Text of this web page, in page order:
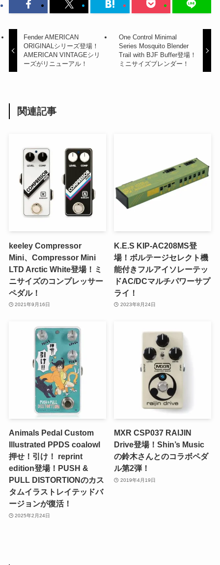
Fender AMERICAN
ORIGINALシリーズ登場！
AMERICAN VINTAGEシリ
ーズがリニューアル！
One Control Minimal
Series Mosquito Blender
Trail with BJF Buffer登場！
ミニサイズブレンダー！
関連記事
keeley Compressor
Mini、Compressor Mini
LTD Arctic White登場！ミ
ニサイズのコンプレッサー
ペダル！
2021年9月16日
K.E.S KIP-AC208MS登
場！ボルテージセレクト機
能付きフルアイソレーテッ
ドAC/DCマルチパワーサプ
ライ！
2023年8月24日
Animals Pedal Custom
Illustrated PPDS coalowl
押せ！引け！ reprint
edition登場！PUSH &
PULL DISTORTIONのカス
タムイラストレイテッドバ
ージョンが復活！
2025年2月24日
MXR CSP037 RAIJIN
Drive登場！Shin’s Music
の鈴木さんとのコラボペダ
ル第2弾！
2019年4月19日